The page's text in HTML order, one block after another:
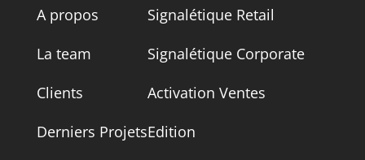
A propos
La team
Clients
Derniers Projets
Signalétique Retail
Signalétique Corporate
Activation Ventes
Edition